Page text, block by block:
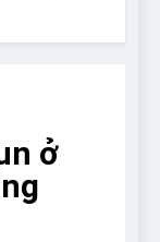
What
Eat
ở